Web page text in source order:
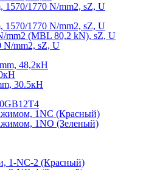
1570/1770 N/mm2, sZ, U
1570/1770 N/mm2, sZ, U
mm2 (MBL 80,2 kN), sZ, U
N/mm2, sZ, U
48,2кН
30.5кН
1NC (Красный)
1NO (Зеленый)
1-NC-2 (Красный)